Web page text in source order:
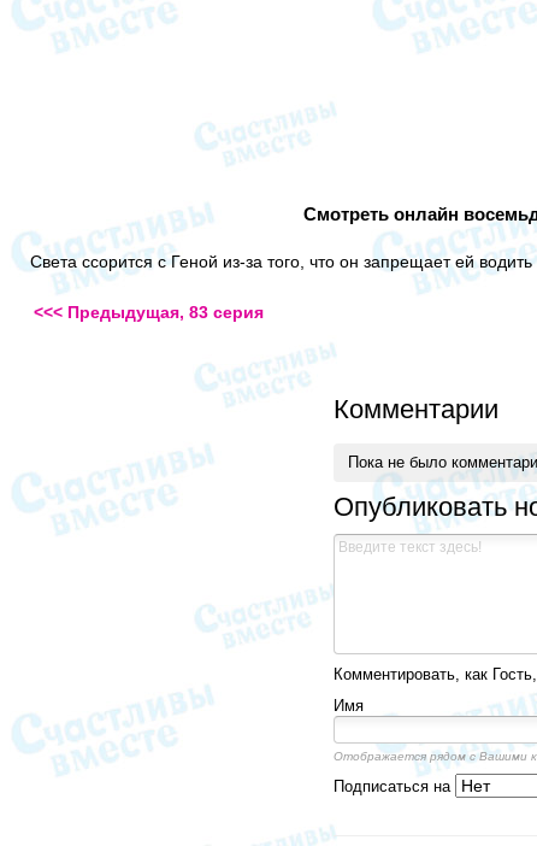
Смотреть онлайн
Света ссорится с Геной из-за того, что он запрещает ей
<<< Предыдущая, 83 серия
Комментарии
Пока не было
Опубликовать
Комментировать, как
Имя
Отображается рядом с Вашими
Подписаться на